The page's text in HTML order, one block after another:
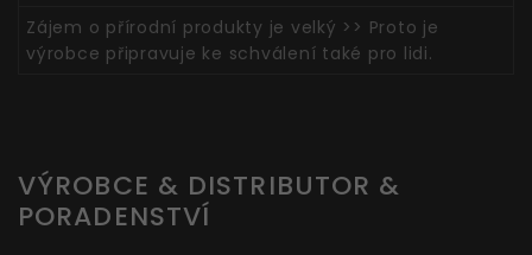
Zájem o přírodní produkty je velký >> Proto je
výrobce připravuje ke schválení také pro lidi.
VÝROBCE & DISTRIBUTOR &
PORADENSTVÍ